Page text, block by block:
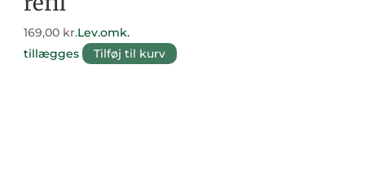
169,00 kr.Lev.omk.
tillægges
Tilføj til kurv